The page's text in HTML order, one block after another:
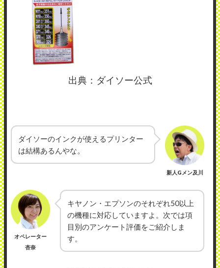
出典：ダイソー公式
ダイソーのインクが使えるプリンター
は結構あるんやな。
新人Gメン及川
オペレーター
杏奈
キヤノン・エプソンのそれぞれ50以上
の機種に対応していますよ。次では項
目別のアンケート評価をご紹介しま
す。